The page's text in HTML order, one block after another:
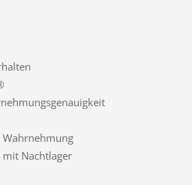
mit Nachtlager